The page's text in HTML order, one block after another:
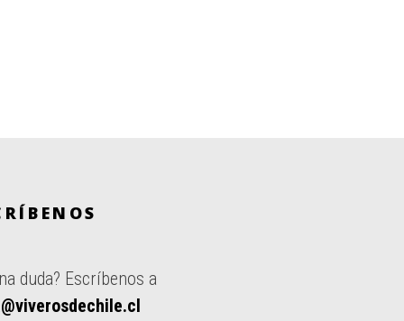
duda? Escríbenos a